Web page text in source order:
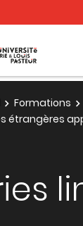
Formations
étrangères